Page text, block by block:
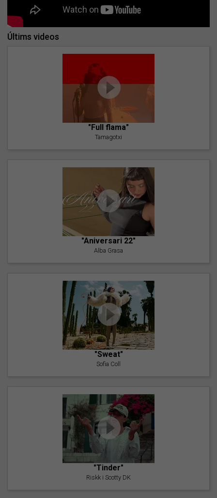
Últims videos
"Full flama"
Tamagotxi
"Aniversari 22"
Alba Grasa
"Sweat"
Sofia Coll
"Tinder"
Riskk i Scotty DK